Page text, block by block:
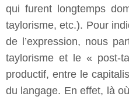
qui furent longtemps
taylorisme, etc.). Pour
de l’expression, nous
taylorisme et le « post-
productif, entre le
du langage. En effet, là